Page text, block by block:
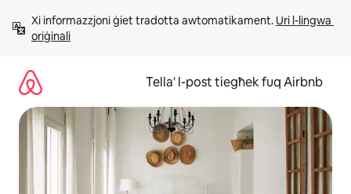
għall-
kontenut
Xi informazzjoni ġiet tradotta awtomatikament. Uri l-lingwa
oriġinali
Tella' l-post tiegħek fuq Airbnb